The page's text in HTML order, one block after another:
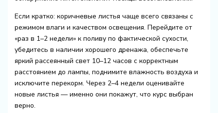
Если кратко: коричневые листья чаще всего связаны с
режимом влаги и качеством освещения. Перейдите от
«раз в 1–2 недели» к поливу по фактической сухости,
убедитесь в наличии хорошего дренажа, обеспечьте
яркий рассеянный свет 10–12 часов с корректным
расстоянием до лампы, поднимите влажность воздуха и
исключите перекорм. Через 2–4 недели оценивайте
новые листья — именно они покажут, что курс выбран
верно.